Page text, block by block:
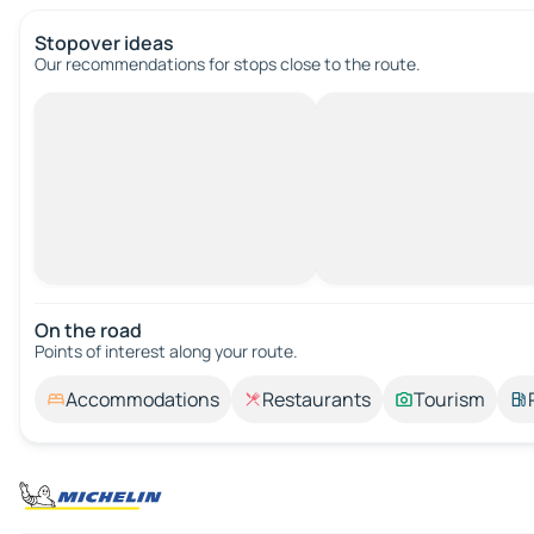
Stopover ideas
Our recommendations for stops close to the route.
On the road
Points of interest along your route.
Accommodations Restaurants Tourism